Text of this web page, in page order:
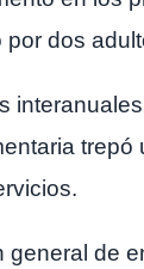
por dos
general de